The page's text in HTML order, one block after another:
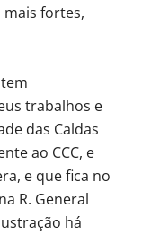
fortes,
trabalhos e
das Caldas
ao CCC, e
e que fica no
R. General
há